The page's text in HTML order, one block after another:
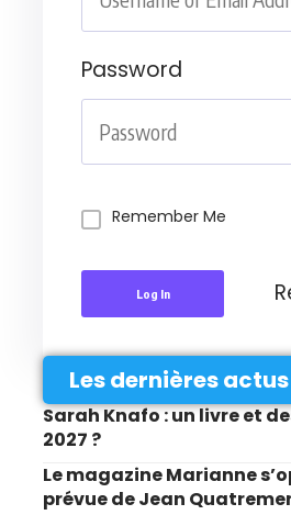
Password
Remember Me
Log In
Les dernières actus
Sarah Knafo : un livre et
2027 ?
Le magazine Marianne
prévue de Jean